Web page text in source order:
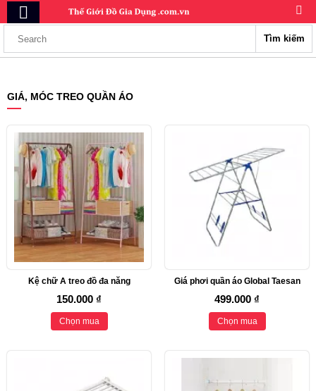
Tìm kiếm
GIÁ, MÓC TREO QUẦN ÁO
Kệ chữ A treo đồ đa năng
150.000 ₫
Chọn mua
Giá phơi quần áo Global Taesan
499.000 ₫
Chọn mua